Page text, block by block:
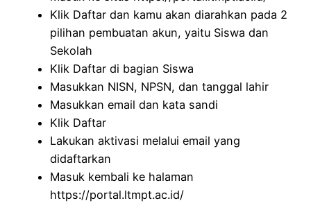
Klik Daftar dan kamu akan diarahkan pada 2
pilihan pembuatan akun, yaitu Siswa dan
Sekolah
Klik Daftar di bagian Siswa
Masukkan NISN, NPSN, dan tanggal lahir
Masukkan email dan kata sandi
Klik Daftar
Lakukan aktivasi melalui email yang
didaftarkan
Masuk kembali ke halaman
https://portal.ltmpt.ac.id/